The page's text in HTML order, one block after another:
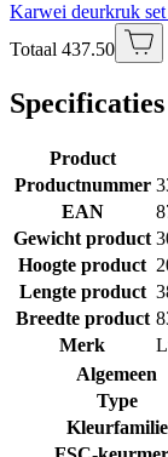
Karwei deurkruk
Totaal 437.50
Specificaties
Product
Productnummer
EAN
Gewicht product
Hoogte product
Lengte product
Breedte product
Merk
Algemeen
Type
Kleurfamilie